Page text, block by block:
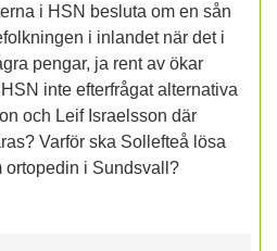
i HSN besluta om en sån
i inlandet när det i
pengar, ja rent av ökar
inte efterfrågat alternativa
och Leif Israelsson där
Varför ska Sollefteå lösa
ortopedin i Sundsvall?